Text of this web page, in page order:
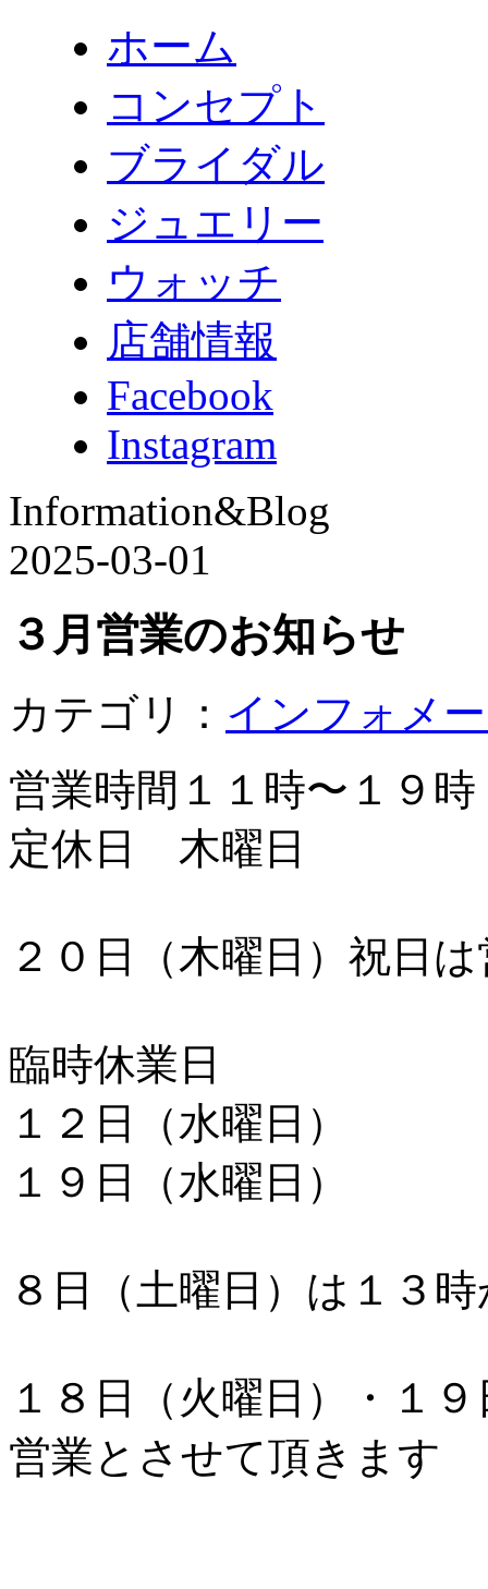
ホーム
コンセプト
ブライダル
ジュエリー
ウォッチ
店舗情報
Facebook
Instagram
Information&Blog
2025-03-01
３月営業のお知らせ
カテゴリ： インフォメ
営業時間１１時〜１９時
定休日 木曜日
２０日（木曜日）祝日
臨時休業日
１２日（水曜日）
１９日（水曜日）
８日（土曜日）は１３
１８日（火曜日）・１
営業とさせて頂きます